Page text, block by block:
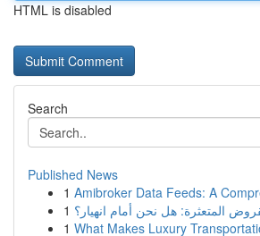
HTML is disabled
Search
Published News
1 Amibroker Data Feeds: A
1 المتعثرة: هل نحن أمام انهيار؟
1 What Makes Luxury